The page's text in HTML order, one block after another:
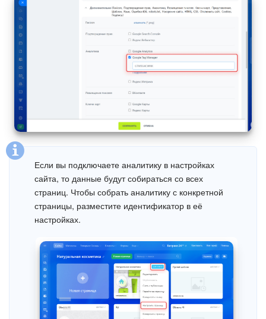
Контакт-центр
Виджет сотрудника
Телефония
Приложение Битрикс24
Общие вопросы
Изменения в статьях (архив)
ПОЛУЧИТЬ БЕСПЛАТНО
Если вы подключаете аналитику в настройках
сайта, то данные будут собираться со всех
страниц. Чтобы собрать аналитику с конкретной
страницы, разместите идентификатор в её
настройках.